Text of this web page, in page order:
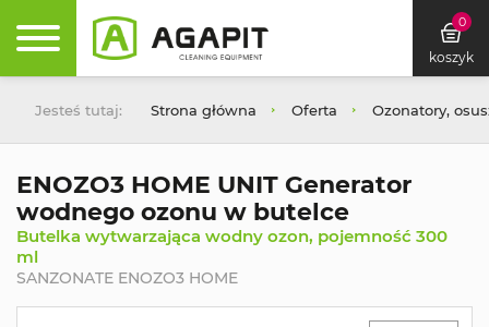
0
koszyk
Jesteś tutaj: Strona główna Oferta Ozonatory,
ENOZO3 HOME UNIT Generator
wodnego ozonu w butelce
Butelka wytwarzająca wodny ozon, pojemność 300
ml
SANZONATE ENOZO3 HOME